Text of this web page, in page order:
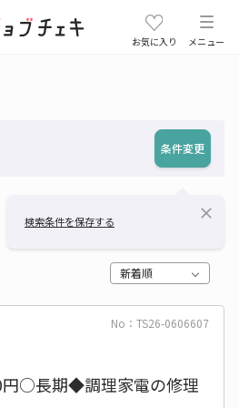
お気に入り メニュー
条件変更
検索条件を保存する close
新着順
No：TS26-0606607
円○長期◆調理家電の修理